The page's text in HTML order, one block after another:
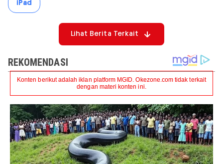
iPad
Lihat Berita Terkait